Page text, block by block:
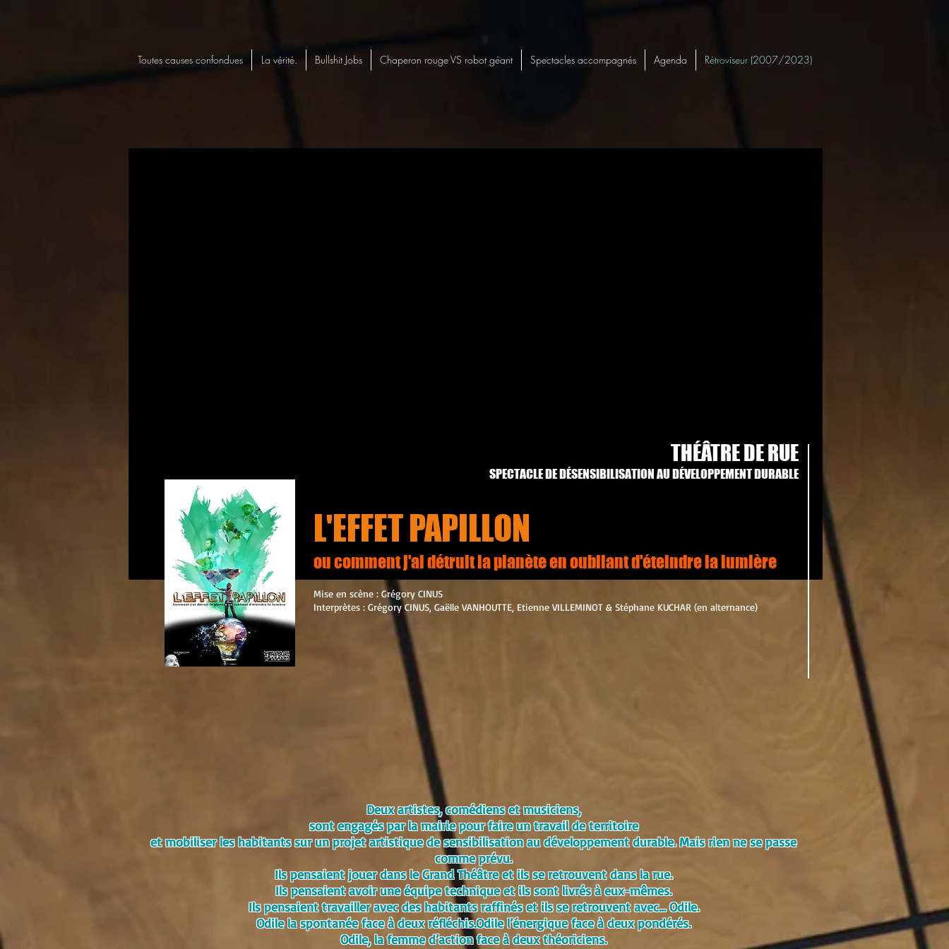
Toutes causes confondues La vérité. Bullshit Jobs Chaperon rouge VS robot géant Spectacles accompagnés Agenda Rétroviseur (2007/2023)
L'EFFET PAPILLON
ou comment j'ai détruit la planète en oubliant d'éteindre la lumière
Mise en scène : Grégory CINUS
Interprètes : Grégory CINUS, Gaëlle VANHOUTTE, Etienne VILLEMINOT & Stéphane KUCHAR (en alternance)
THÉÂTRE DE RUE
SPECTACLE DE DÉSENSIBILISATION AU DÉVELOPPEMENT DURABLE
Deux artistes, comédiens et musiciens,
sont engagés par la mairiepour faire un travail de territoire
et mobiliser les habitants sur un projet artistique de sensibilisation au développement durable. Mais rien ne se passe
comme prévu.
Ils pensaient jouer dans le Grand Théâtre et ils se retrouvent dans la rue.
Ils pensaient avoir une équipe technique et ils sont livrés à eux-mêmes.
Ils pensaient travailler avec des habitants raffinés et ils se retrouvent avec… Odile.
Odile la spontanée face à deux réfléchis.Odile l’énergique face à deux pondérés.
Odile, la femme d’action face à deux théoriciens.